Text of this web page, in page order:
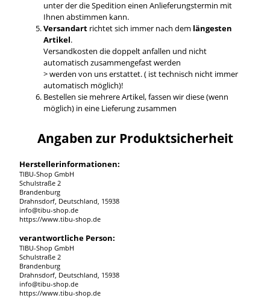
unter der die Spedition einen Anlieferungstermin mit
Ihnen abstimmen kann.
Versandartrichtet sich immer nach dem längesten
Artikel.
Versandkosten die doppelt anfallen und nicht
automatisch zusammengefast werden
> werden von uns erstattet. ( ist technisch nicht immer
automatisch möglich)!
Bestellen sie mehrere Artikel, fassen wir diese (wenn
möglich) in eine Lieferung zusammen
Angaben zur Produktsicherheit
Herstellerinformationen:
TIBU-Shop GmbH
Schulstraße 2
Brandenburg
Drahnsdorf, Deutschland, 15938
info@tibu-shop.de
https://www.tibu-shop.de
verantwortliche Person:
TIBU-Shop GmbH
Schulstraße 2
Brandenburg
Drahnsdorf, Deutschland, 15938
info@tibu-shop.de
https://www.tibu-shop.de